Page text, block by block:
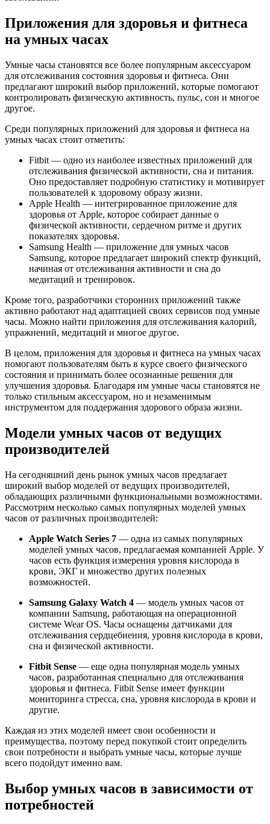
Приложения для здоровья и фитнеса
на умных часах
Умные часы становятся все более популярным аксессуаром
для отслеживания состояния здоровья и фитнеса. Они
предлагают широкий выбор приложений, которые помогают
контролировать физическую активность, пульс, сон и многое
другое.
Среди популярных приложений для здоровья и фитнеса на
умных часах стоит отметить:
Fitbit — одно из наиболее известных приложений для
отслеживания физической активности, сна и питания.
Оно предоставляет подробную статистику и мотивирует
пользователей к здоровому образу жизни.
Apple Health — интегрированное приложение для
здоровья от Apple, которое собирает данные о
физической активности, сердечном ритме и других
показателях здоровья.
Samsung Health — приложение для умных часов
Samsung, которое предлагает широкий спектр функций,
начиная от отслеживания активности и сна до
медитаций и тренировок.
Кроме того, разработчики сторонних приложений также
активно работают над адаптацией своих сервисов под умные
часы. Можно найти приложения для отслеживания калорий,
упражнений, медитаций и многое другое.
В целом, приложения для здоровья и фитнеса на умных часах
помогают пользователям быть в курсе своего физического
состояния и принимать более осознанные решения для
улучшения здоровья. Благодаря им умные часы становятся не
только стильным аксессуаром, но и незаменимым
инструментом для поддержания здорового образа жизни.
Модели умных часов от ведущих
производителей
На сегодняшний день рынок умных часов предлагает
широкий выбор моделей от ведущих производителей,
обладающих различными функциональными возможностями.
Рассмотрим несколько самых популярных моделей умных
часов от различных производителей:
Apple Watch Series 7 — одна из самых популярных
моделей умных часов, предлагаемая компанией Apple. У
часов есть функция измерения уровня кислорода в
крови, ЭКГ и множество других полезных
возможностей.
Samsung Galaxy Watch 4 — модель умных часов от
компании Samsung, работающая на операционной
системе Wear OS. Часы оснащены датчиками для
отслеживания сердцебиения, уровня кислорода в крови,
сна и физической активности.
Fitbit Sense — еще одна популярная модель умных
часов, разработанная специально для отслеживания
здоровья и фитнеса. Fitbit Sense имеет функции
мониторинга стресса, сна, уровня кислорода в крови и
другие.
Каждая из этих моделей имеет свои особенности и
преимущества, поэтому перед покупкой стоит определить
свои потребности и выбрать умные часы, которые лучше
всего подойдут именно вам.
Выбор умных часов в зависимости от
потребностей